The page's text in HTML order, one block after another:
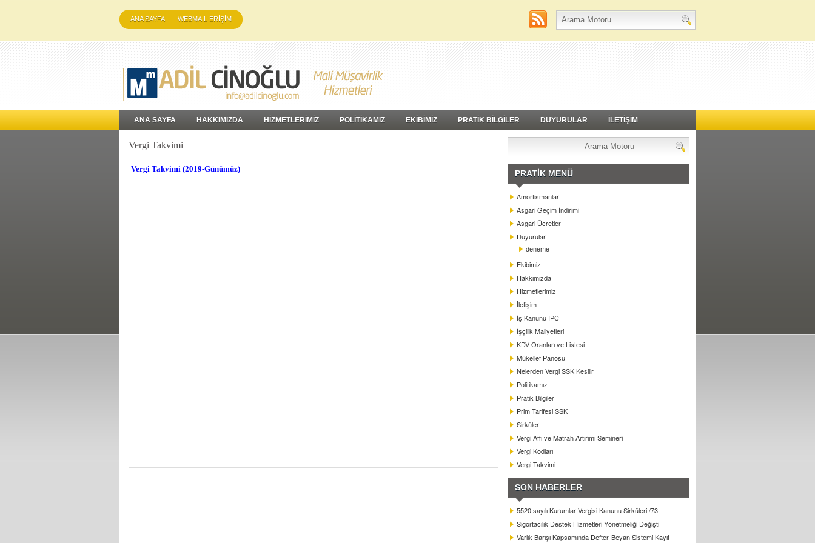
ANA SAYFA WEBMAIL ERİŞİM
ANA SAYFA HAKKIMIZDA HİZMETLERİMİZ POLİTİKAMIZ EKİBİMİZ PRATİK BİLGİLER DUYURULAR İLETİŞİM
Vergi Takvimi
PRATIK MENÜ
Amortismanlar
Asgari Geçim İndirimi
Asgari Ücretler
Duyurular
deneme
Ekibimiz
Hakkımızda
Hizmetlerimiz
İletişim
İş Kanunu IPC
İşçilik Maliyetleri
KDV Oranları ve Listesi
Mükellef Panosu
Nelerden Vergi SSK Kesilir
Politikamız
Pratik Bilgiler
Prim Tarifesi SSK
Sirküler
Vergi Affı ve Matrah Artırımı Semineri
Vergi Kodları
Vergi Takvimi
SON HABERLER
5520 sayılı Kurumlar Vergisi Kanunu Sirküleri /73
Sigortacılık Destek Hizmetleri Yönetmeliği Değişti
Varlık Barışı Kapsamında Defter-Beyan Sistemi Kayıt